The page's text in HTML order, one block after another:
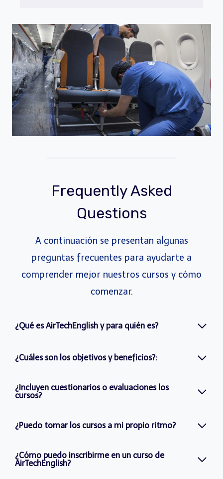
Frequently Asked
Questions
A continuación se presentan algunas
preguntas frecuentes para ayudarte a
comprender mejor nuestros cursos y cómo
comenzar.
¿Qué es AirTechEnglish y para quién es?
¿Cuáles son los objetivos y beneficios?:
¿Incluyen cuestionarios o evaluaciones los
cursos?
¿Puedo tomar los cursos a mi propio ritmo?
¿Cómo puedo inscribirme en un curso de
AirTechEnglish?